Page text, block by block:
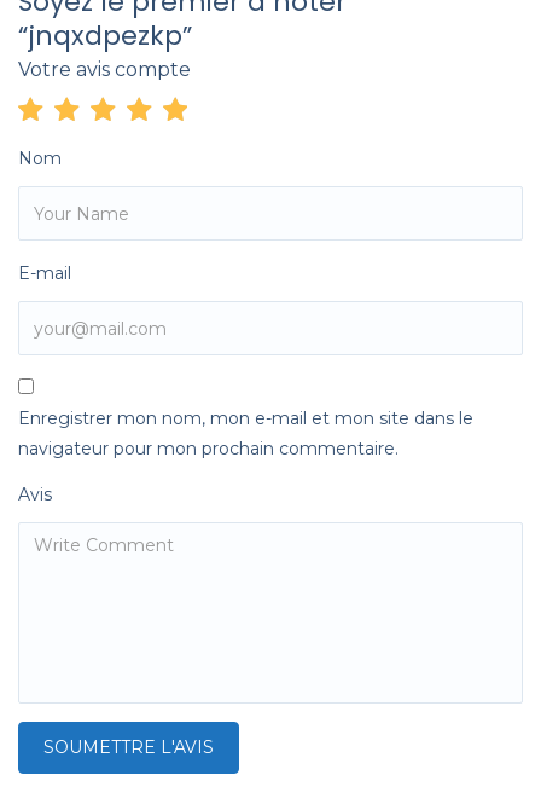
“jnqxdpezkp”
Votre avis compte
Nom
E-mail
Enregistrer mon nom, mon e-mail et mon site dans le
navigateur pour mon prochain commentaire.
Avis